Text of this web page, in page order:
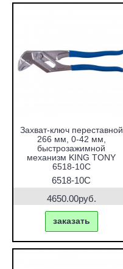
Захват-ключ переставной
266 мм, 0-42 мм,
быстрозажимной
механизм KING TONY
6518-10C
6518-10C
4650.00руб.
заказать